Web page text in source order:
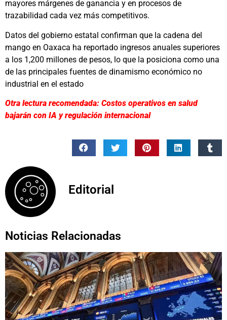
mayores márgenes de ganancia y en procesos de
trazabilidad cada vez más competitivos.
Datos del gobierno estatal confirman que la cadena del
mango en Oaxaca ha reportado ingresos anuales superiores
a los 1,200 millones de pesos, lo que la posiciona como una
de las principales fuentes de dinamismo económico no
industrial en el estado
Otra lectura recomendada: Costos operativos en salud
bajarán con IA y regulación internacional
Editorial
Noticias Relacionadas